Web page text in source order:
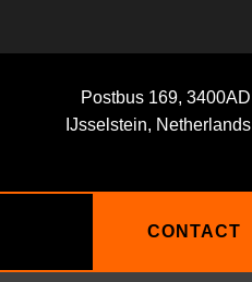
Postbus 169, 3400AD
IJsselstein, Netherlands
CONTACT